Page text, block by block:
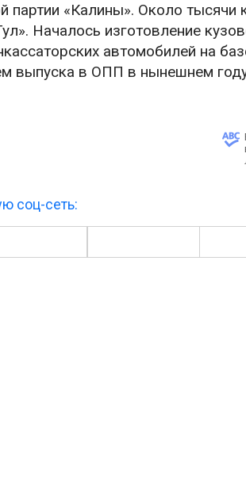
партии «Калины». Около тысячи
Началось изготовление
автомобилей на
выпуска в ОПП в нынешнем
соц-сеть: